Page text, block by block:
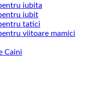
iubita
iubit
tatici
viitoare mamici
Caini